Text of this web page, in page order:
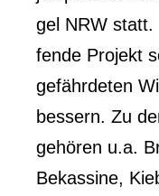
gel NRW
fen­de Pro­jekt
gefähr­de­ten
bes­sern. Zu
gehö­ren u.a.
Bekas­si­ne,